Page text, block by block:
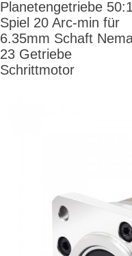
Planetengetriebe
Spiel 20 Arc-min für
6.35mm Schaft
23 Getriebe
Schrittmotor